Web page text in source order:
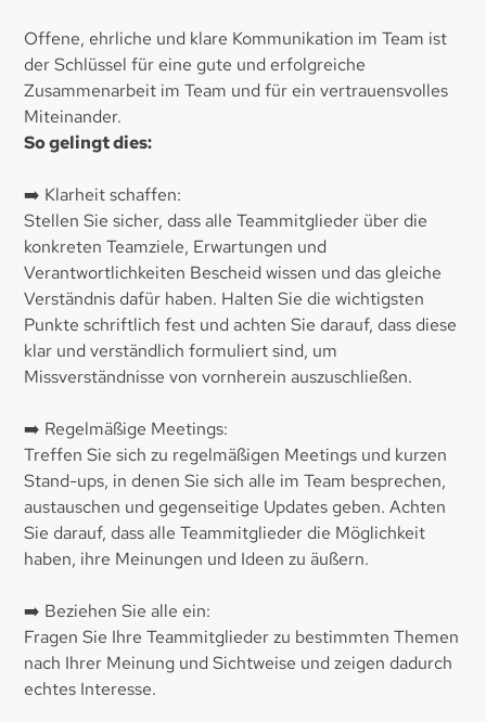
Offene, ehrliche und klare Kommunikation im Team ist
der Schlüssel für eine gute und erfolgreiche
Zusammenarbeit im Team und für ein vertrauensvolles
Miteinander.
So gelingt dies:
➡️ Klarheit schaffen:
Stellen Sie sicher, dass alle Teammitglieder über die
konkreten Teamziele, Erwartungen und
Verantwortlichkeiten Bescheid wissen und das gleiche
Verständnis dafür haben. Halten Sie die wichtigsten
Punkte schriftlich fest und achten Sie darauf, dass diese
klar und verständlich formuliert sind, um
Missverständnisse von vornherein auszuschließen.
➡️ Regelmäßige Meetings:
Treffen Sie sich zu regelmäßigen Meetings und kurzen
Stand-ups, in denen Sie sich alle im Team besprechen,
austauschen und gegenseitige Updates geben. Achten
Sie darauf, dass alle Teammitglieder die Möglichkeit
haben, ihre Meinungen und Ideen zu äußern.
➡️ Beziehen Sie alle ein:
Fragen Sie Ihre Teammitglieder zu bestimmten Themen
nach Ihrer Meinung und Sichtweise und zeigen dadurch
echtes Interesse.